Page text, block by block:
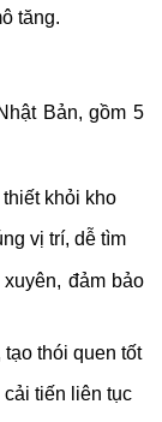
tăng.
Bản, gồm 5
khỏi kho
vị trí, dễ tìm
đảm bảo
thói quen tốt
cải tiến liên tục